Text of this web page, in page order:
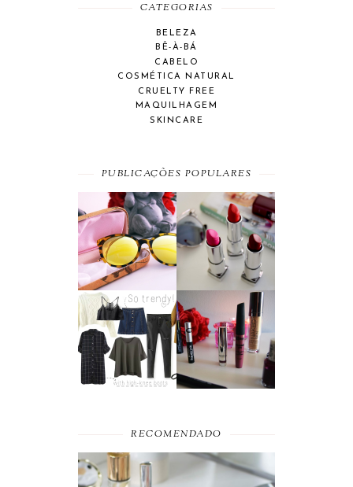
CATEGORIAS
BELEZA
BÊ-À-BÁ
CABELO
COSMÉTICA NATURAL
CRUELTY FREE
MAQUILHAGEM
SKINCARE
PUBLICAÇÕES POPULARES
SUMMER
ESSENTIAL
A MAYBELLINE
AFFAIR
MOST WANTED
#SEPTEMBER
BEAUTY
FAVORITES
RECOMENDADO